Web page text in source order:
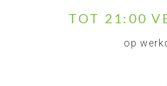
TOT 21:00
op